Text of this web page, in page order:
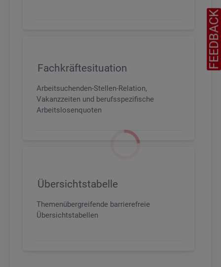
Fachkräftesituation
Arbeitsuchenden-Stellen-Relation,
Vakanzzeiten und berufsspezifische
Arbeitslosenquoten
Übersichtstabelle
Themenübergreifende barrierefreie
Übersichtstabellen
FEEDBACK